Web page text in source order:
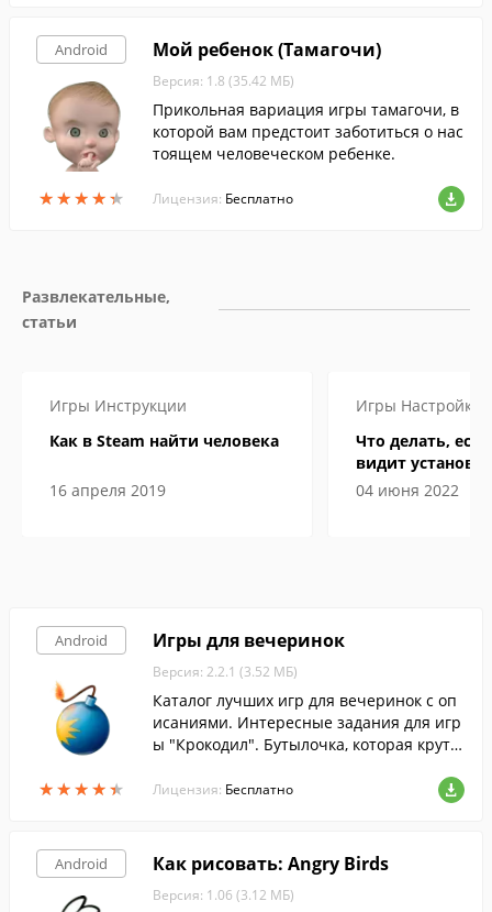
Android
★★★★★
★★★★★
Мой ребенок (Тамагочи)
Версия: 1.8 (35.42 МБ)
Прикольная вариация игры тамагочи, в
которой вам предстоит заботиться о нас
тоящем человеческом ребенке.
Лицензия: Бесплатно
Развлекательные,
статьи
Игры Инструкции
Как в Steam найти человека
16 апреля 2019
Игры Настройка
Что делать,
видит
04 июня 2022
Android
★★★★★
★★★★★
Игры для вечеринок
Версия: 2.2.1 (3.52 МБ)
Каталог лучших игр для вечеринок с оп
исаниями. Интересные задания для игр
ы "Крокодил". Бутылочка, которая крути
приложении.
Лицензия: Бесплатно
Android Как рисовать: Angry Birds
Версия: 1.06 (3.12 МБ)